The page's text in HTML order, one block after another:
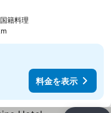
籍料理料金を表示
料金を表示